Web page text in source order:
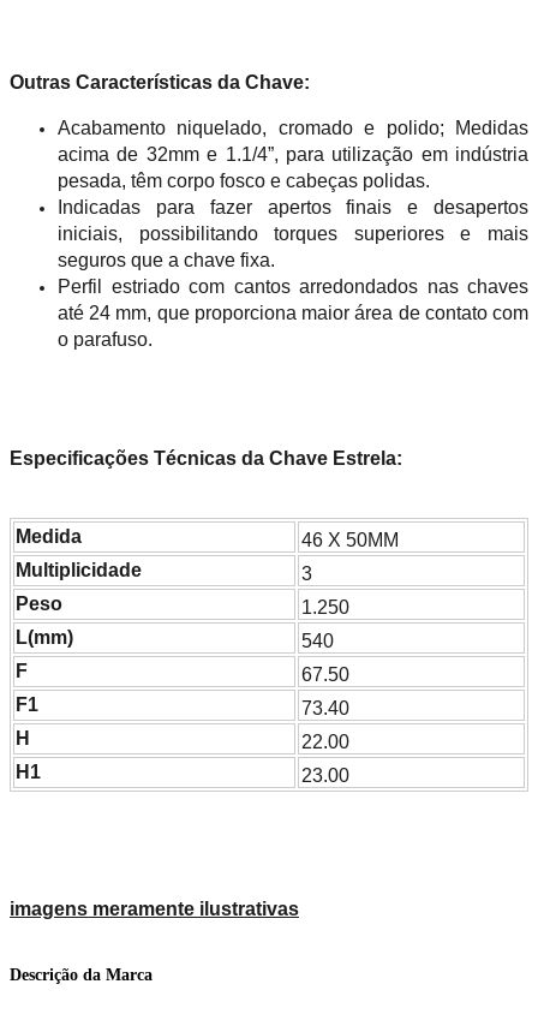
Outras Características da Chave:
Acabamento niquelado, cromado e polido; Medidas
acima de 32mm e 1.1/4”, para utilização em indústria
pesada, têm corpo fosco e cabeças polidas.
Indicadas para fazer apertos finais e desapertos
iniciais, possibilitando torques superiores e mais
seguros que a chave fixa.
Perfil estriado com cantos arredondados nas chaves
até 24 mm, que proporciona maior área de contato com
o parafuso.
Especificações Técnicas da Chave Estrela:
Medida
46 X 50MM
Multiplicidade
3
Peso
1.250
L(mm)
540
F
67.50
F1
73.40
H
22.00
H1
23.00
imagens meramente ilustrativas
Descrição da Marca